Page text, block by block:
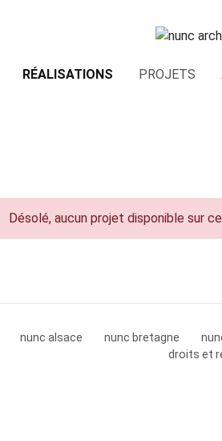
RÉALISATIONS PROJETS
Désolé, aucun projet disponible sur
nunc alsace nunc bretagne
droits et